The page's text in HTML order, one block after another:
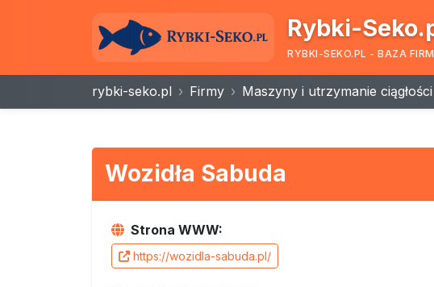
Rybki-
RYBKI-SEKO.PL - BAZA
rybki-seko.pl Firmy Maszyny i utrzymanie
Wozidła Sabuda
Strona WWW:
https://wozidla-sabuda.pl/